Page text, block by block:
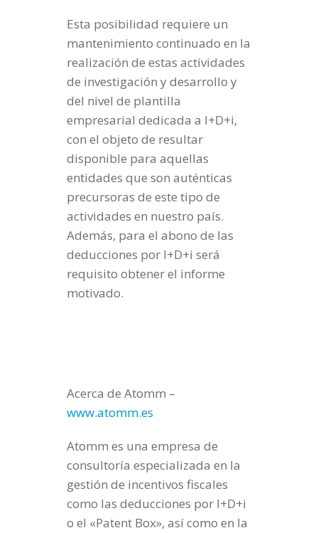
Esta posibilidad requiere un
mantenimiento continuado en la
realización de estas actividades
de investigación y desarrollo y
del nivel de plantilla
empresarial dedicada a I+D+i,
con el objeto de resultar
disponible para aquellas
entidades que son auténticas
precursoras de este tipo de
actividades en nuestro país.
Además, para el abono de las
deducciones por I+D+i será
requisito obtener el informe
motivado.
Acerca de Atomm –
www.atomm.es
Atomm es una empresa de
consultoría especializada en la
gestión de incentivos fiscales
como las deducciones por I+D+i
o el «Patent Box», así como en la